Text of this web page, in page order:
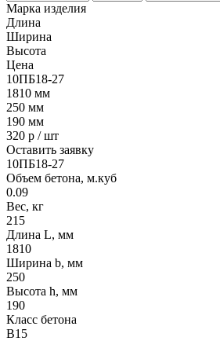
Марка изделия
Длина
Ширина
Высота
Цена
10ПБ18-27
1810 мм
250 мм
190 мм
320 р / шт
Оставить заявку
10ПБ18-27
Объем бетона, м.куб
0.09
Вес, кг
215
Длина L, мм
1810
Ширина b, мм
250
Высота h, мм
190
Класс бетона
В15